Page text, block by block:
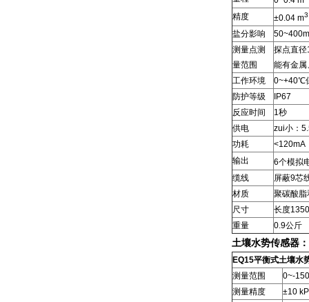
精度
±0.04 m3
盐分影响
测量点测
量范围
探点直
能有金属
工作环境
0~+40℃
防护等级
IP67
反应时间
1秒
供电
zui小：
功耗
<120mA
输出
6个模拟
缆线
屏蔽9芯
材质
聚碳酸脂
尺寸
长度
重量
0.9公斤
土壤水势传感器：
EQ15平衡式土壤水
测量范围
0~-
测量精度
±10